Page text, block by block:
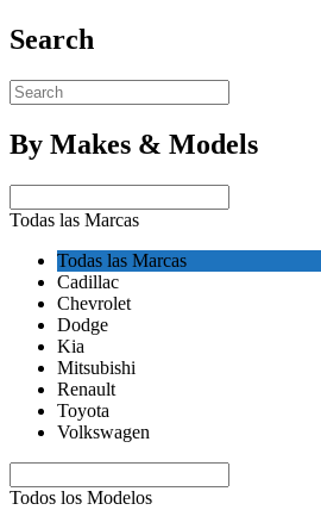
Search
By Makes & Models
Todas las Marcas
Todas las Marcas
Cadillac
Chevrolet
Dodge
Kia
Mitsubishi
Renault
Toyota
Volkswagen
Todos los Modelos